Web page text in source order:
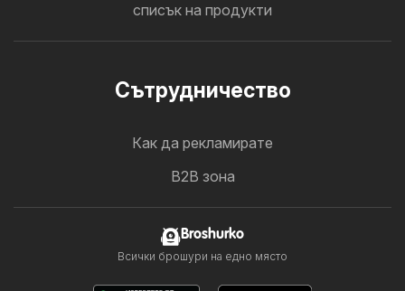
списък на продукти
Cътрудничество
Как да рекламирате
B2B зона
Broshurko
Всички брошури на едно място